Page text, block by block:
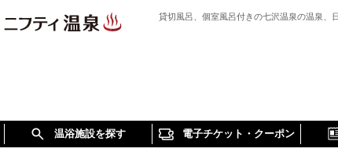
貸切風呂、個室風呂付きの七沢温泉の温泉、
温浴施設を探す 電子チケット・クーポン